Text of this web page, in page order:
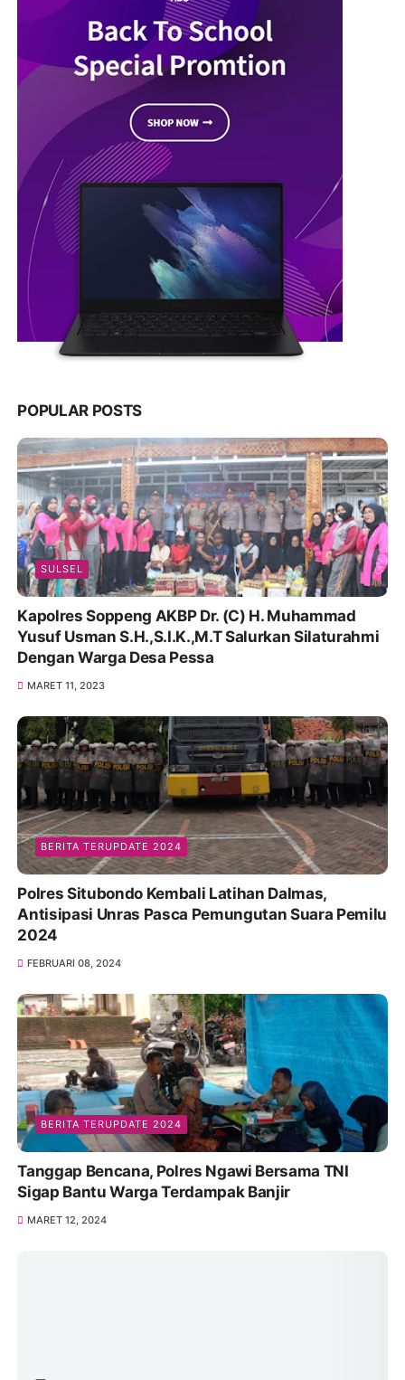
POPULAR POSTS
SULSEL
Kapolres Soppeng AKBP Dr. (C) H. Muhammad
Yusuf Usman S.H.,S.I.K.,M.T Salurkan Silaturahmi
Dengan Warga Desa Pessa
MARET 11, 2023
BERITA TERUPDATE 2024
Polres Situbondo Kembali Latihan Dalmas,
Antisipasi Unras Pasca Pemungutan Suara Pemilu
2024
FEBRUARI 08, 2024
BERITA TERUPDATE 2024
Tanggap Bencana, Polres Ngawi Bersama TNI
Sigap Bantu Warga Terdampak Banjir
MARET 12, 2024